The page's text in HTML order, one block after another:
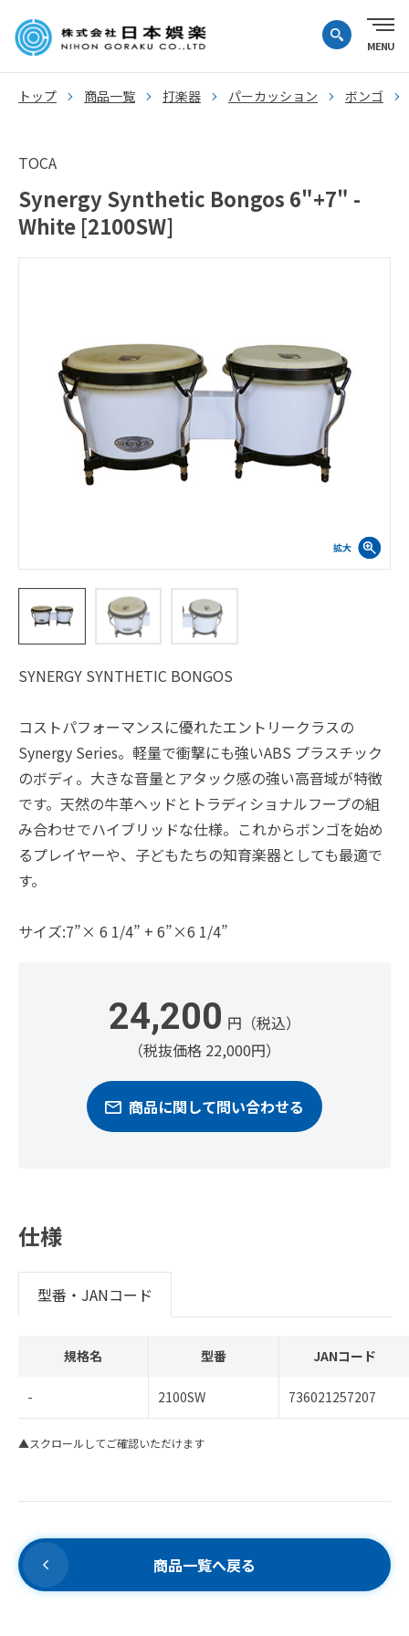
トップ 商品一覧 打楽器 パーカッション ボンゴ
TOCA
Synergy Synthetic Bongos 6"+7" -
White [2100SW]
SYNERGY SYNTHETIC BONGOS
コストパフォーマンスに優れたエントリークラスの
Synergy Series。軽量で衝撃にも強いABS プラスチック
のボディ。大きな音量とアタック感の強い高音域が特徴
です。天然の牛革ヘッドとトラディショナルフープの組
み合わせでハイブリッドな仕様。これからボンゴを始め
るプレイヤーや、子どもたちの知育楽器としても最適で
す。
サイズ:7”× 6 1/4” + 6”×6 1/4”
24,200 円（税込）
（税抜価格 22,000円）
商品に関して問い合わせる
仕様
型番・JANコード
規格名 型番 JANコード
- 2100SW 736021257207
▲スクロールしてご確認いただけます
商品一覧へ戻る